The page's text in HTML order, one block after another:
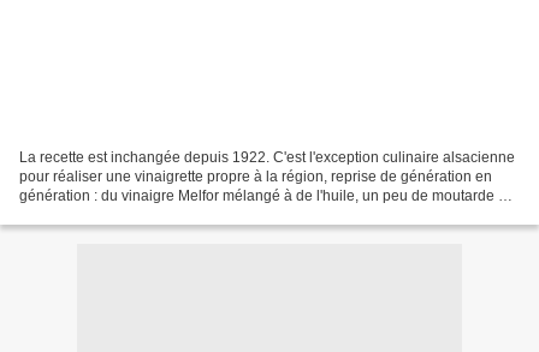
La recette est inchangée depuis 1922. C'est l'exception culinaire alsacienne
pour réaliser une vinaigrette propre à la région, reprise de génération en
génération : du vinaigre Melfor mélangé à de l'huile, un peu de moutarde et